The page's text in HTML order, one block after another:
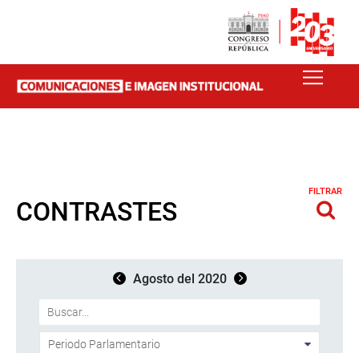
CONTRASTES
FILTRAR
Agosto del 2020